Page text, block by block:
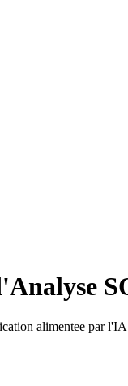
alimentee par